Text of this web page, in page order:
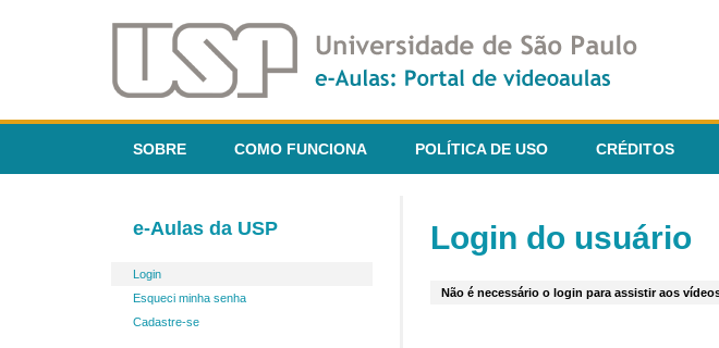
SOBRE COMO FUNCIONA POLÍTICA DE USO CRÉDITOS
e-Aulas da USP
Login
Esqueci minha senha
Cadastre-se
Login do usuário
Não é necessário o login para assistir aos